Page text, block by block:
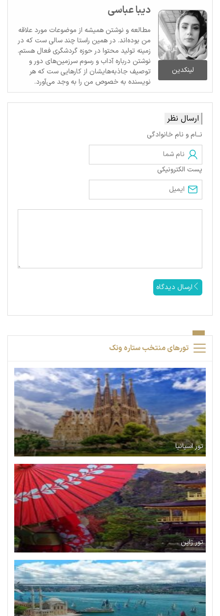
لینکدین
دیبا عباسی
مطالعه و نوشتن همیشه از موضوعات مورد علاقه
من بوده‌اند. در همین راستا چند سالی ست که در
زمینه تولید محتوا در حوزه گردشگری فعال هستم.
نوشتن درباره آداب و رسوم سرزمین‌های دور و
توصیف جاذبه‌هایشان از کارهایی ست که هر
نویسنده به خصوص من را به وجد می‌آورد.
ارسال نظر
نــام و نام خانوادگی
پست الکترونیکی
ارسال دیدگاه
تورهای منتخب ستاره ونک
تور اسپانیا
تور ژاپن